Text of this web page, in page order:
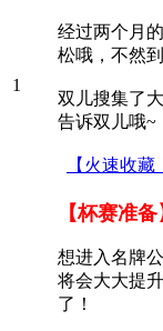
1
经过两个月
松哦，不然
双儿搜集了
告诉双儿哦~
【火速收
【杯赛准备
想进入名牌
将会大大提
了！